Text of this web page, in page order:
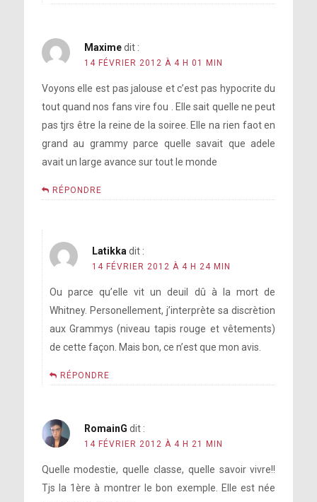
Maxime dit :
14 FÉVRIER 2012 À 4 H 01 MIN
Voyons elle est pas jalouse et c’est pas hypocrite du
tout quand nos fans vire fou . Elle sait quelle ne peut
pas tjrs être la reine de la soiree. Elle na rien faot en
grand au grammy parce quelle savait que adele
avait un large avance sur tout le monde
RÉPONDRE
Latikka dit :
14 FÉVRIER 2012 À 4 H 24 MIN
Ou parce qu’elle vit un deuil dû à la mort de
Whitney. Personellement, j’interprète sa discrètion
aux Grammys (niveau tapis rouge et vêtements)
de cette façon. Mais bon, ce n’est que mon avis.
RÉPONDRE
RomainG dit :
14 FÉVRIER 2012 À 4 H 21 MIN
Quelle modestie, quelle classe, quelle savoir vivre!!
Tjs la 1ère à montrer le bon exemple. Elle est née